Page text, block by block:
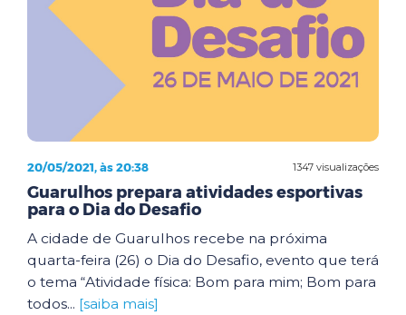
1347 visualizações
20/05/2021, às 20:38
Guarulhos prepara atividades esportivas
para o Dia do Desafio
A cidade de Guarulhos recebe na próxima
quarta-feira (26) o Dia do Desafio, evento que terá
o tema “Atividade física: Bom para mim; Bom para
todos... [saiba mais]